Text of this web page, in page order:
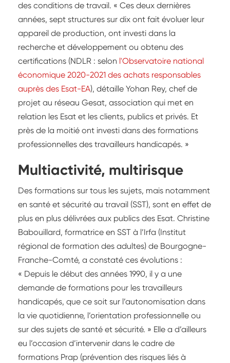
des conditions de travail. « Ces deux dernières
années, sept structures sur dix ont fait évoluer leur
appareil de production, ont investi dans la
recherche et développement ou obtenu des
certifications (NDLR : selon l'Observatoire national
économique 2020-2021 des achats responsables
auprès des Esat-EA), détaille Yohan Rey, chef de
projet au réseau Gesat, association qui met en
relation les Esat et les clients, publics et privés. Et
près de la moitié ont investi dans des formations
professionnelles des travailleurs handicapés. »
Multiactivité, multirisque
Des formations sur tous les sujets, mais notamment
en santé et sécurité au travail (SST), sont en effet de
plus en plus délivrées aux publics des Esat. Christine
Babouillard, formatrice en SST à l’Irfa (Institut
régional de formation des adultes) de Bourgogne-
Franche-Comté, a constaté ces évolutions :
« Depuis le début des années 1990, il y a une
demande de formations pour les travailleurs
handicapés, que ce soit sur l’autonomisation dans
la vie quotidienne, l’orientation professionnelle ou
sur des sujets de santé et sécurité. » Elle a d’ailleurs
eu l’occasion d’intervenir dans le cadre de
formations Prap (prévention des risques liés à